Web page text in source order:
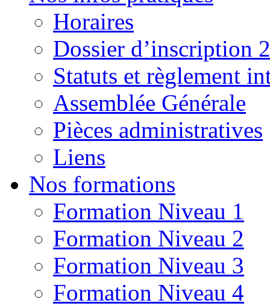
Horaires
Dossier d’inscription
Statuts et règlement
Assemblée Générale
Pièces administratives
Liens
Nos formations
Formation Niveau 1
Formation Niveau 2
Formation Niveau 3
Formation Niveau 4